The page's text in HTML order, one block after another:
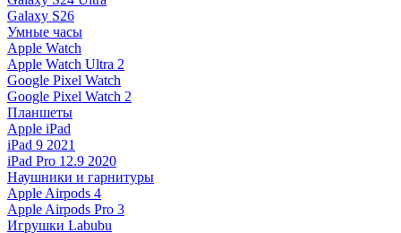
Galaxy S26
Умные часы
Apple Watch
Apple Watch Ultra 2
Google Pixel Watch
Google Pixel Watch 2
Планшеты
Apple iPad
iPad 9 2021
iPad Pro 12.9 2020
Наушники и гарнитуры
Apple Airpods 4
Apple Airpods Pro 3
Игрушки Labubu